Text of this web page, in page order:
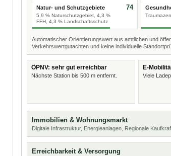
Natur- und Schutzgebiete
5,9 % Naturschutzgebiet, 4,3 %
FFH, 4,3 % Landschaftsschutz
74
Automatischer Orientierungswert aus amtlichen und
Verkehrswertgutachten und keine individuelle
ÖPNV: sehr gut erreichbar
Nächste Station bis 500 m entfernt.
E-
Viele
Immobilien & Wohnungsmarkt
Digitale Infrastruktur, Energieanlagen, Regionale
Erreichbarkeit & Versorgung